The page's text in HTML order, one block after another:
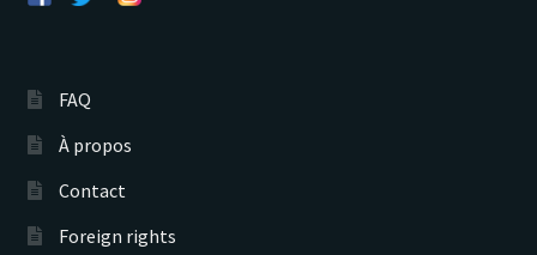
FAQ
À propos
Contact
Foreign rights